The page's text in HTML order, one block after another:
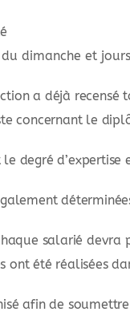
dimanche et
a déjà recensé
concernant le
degré d’expertise
salarié
ont été réalisées
afin de